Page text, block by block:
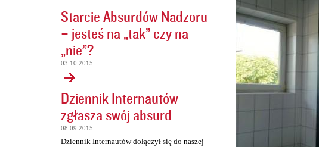
Starcie Absurdów Nadzoru
– jesteś na „tak” czy na
„nie”?
03.10.2015
Dziennik Internautów
zgłasza swój absurd
08.09.2015
Dziennik Internautów dołączył się do naszej